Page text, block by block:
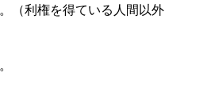
（利権を得ている人間以外